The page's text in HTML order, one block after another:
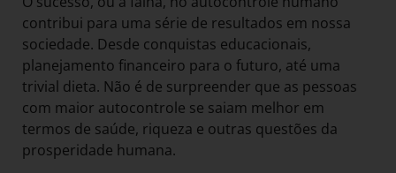
contribui para uma série de resultados em nossa
sociedade. Desde conquistas educacionais,
planejamento financeiro para o futuro, até uma
trivial dieta. Não é de surpreender que as pessoas
com maior autocontrole se saiam melhor em
termos de saúde, riqueza e outras questões da
prosperidade humana.